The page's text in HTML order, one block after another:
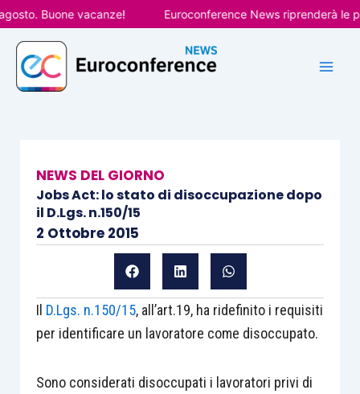
Vai
al
contenuto
Buone vacanze! Euroconference News riprenderà le
NEWS DEL GIORNO
Jobs Act: lo stato di disoccupazione dopo
il D.Lgs. n.150/15
2 Ottobre 2015
Il D.Lgs. n.150/15, all’art.19, ha ridefinito i requisiti
per identificare un lavoratore come disoccupato.
Sono considerati disoccupati i lavoratori privi di